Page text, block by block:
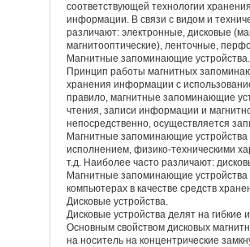
соответствующей технологии
информации. В связи с видом и
различают: электронные, дисковые
магнитооптические), ленточные,
Магнитные запоминающие устройства.
Принцип работы магнитных
хранения информации с
правило, магнитные запоминающие
чтения, записи информации и
непосредственно, осуществляется
Магнитные запоминающие устройства
исполнением, физико-техническими
т.д. Наиболее часто различают:
Магнитные запоминающие
компьютерах в качестве средств
Дисковые устройства.
Дисковые устройства делят на гибкие
Основным свойством дисковых
на носитель на концентрические